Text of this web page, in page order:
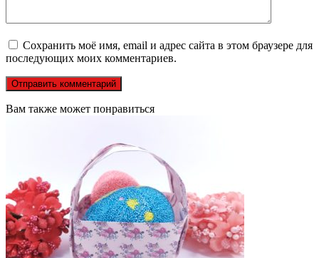
Сохранить моё имя, email и адрес сайта в этом браузере для
последующих моих комментариев.
Вам также может понравиться